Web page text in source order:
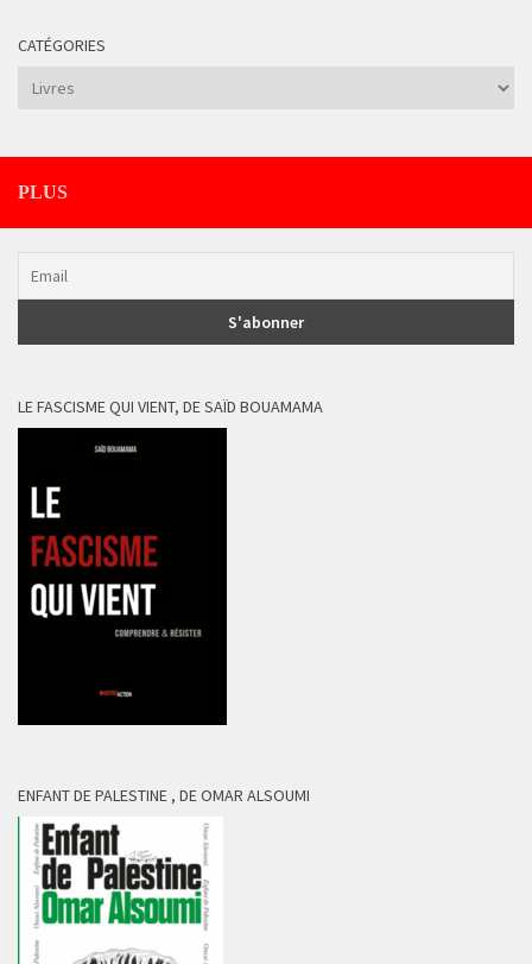
CATÉGORIES
Catégories
PLUS
LE FASCISME QUI VIENT, DE SAÏD BOUAMAMA
ENFANT DE PALESTINE , DE OMAR ALSOUMI